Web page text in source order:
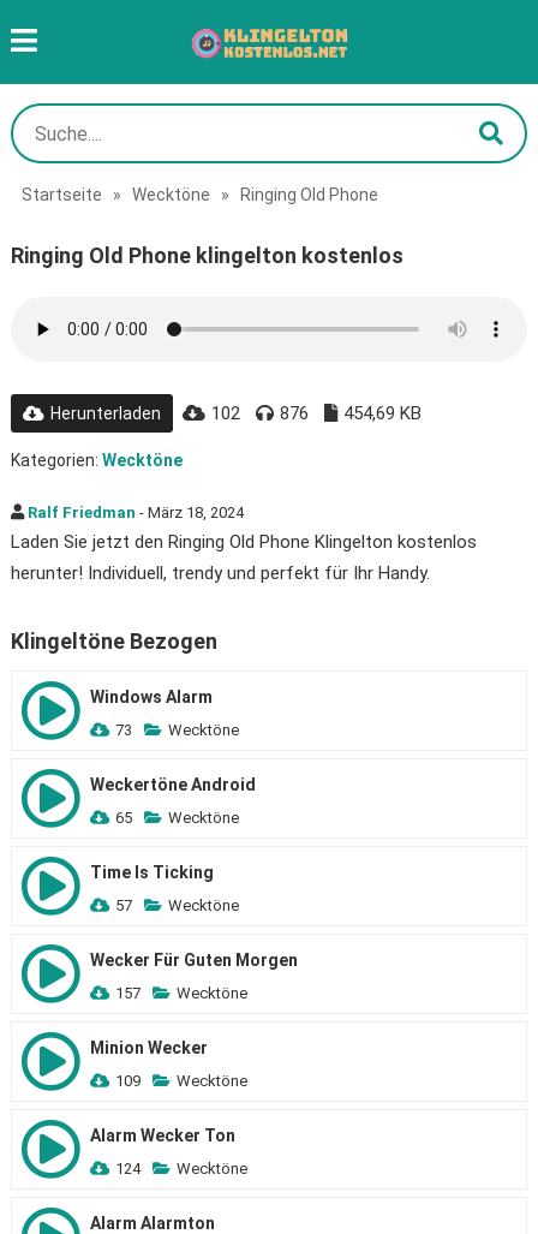
Startseite » Wecktöne » Ringing Old Phone
Ringing Old Phone klingelton kostenlos
Herunterladen 102 876 454,69 KB
Kategorien: Wecktöne
Ralf Friedman - März 18, 2024
Laden Sie jetzt den Ringing Old Phone Klingelton kostenlos
herunter! Individuell, trendy und perfekt für Ihr Handy.
Klingeltöne Bezogen
Windows Alarm
73 Wecktöne
Weckertöne Android
65 Wecktöne
Time Is Ticking
57 Wecktöne
Wecker Für Guten Morgen
157 Wecktöne
Minion Wecker
109 Wecktöne
Alarm Wecker Ton
124 Wecktöne
Alarm Alarmton